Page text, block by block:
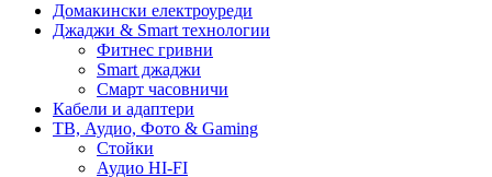
Домакински електроуреди
Джаджи & Smart технологии
Фитнес гривни
Smart джаджи
Смарт часовничи
Кабели и адаптери
ТВ, Аудио, Фото & Gaming
Стойки
Аудио HI-FI